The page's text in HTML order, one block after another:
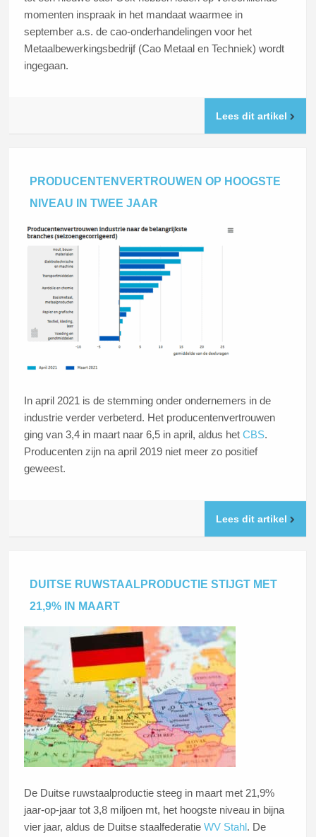
momenten inspraak in het mandaat waarmee in
september a.s. de cao-onderhandelingen voor het
Metaalbewerkingsbedrijf (Cao Metaal en Techniek) wordt
ingegaan.
Lees dit artikel
PRODUCENTENVERTROUWEN OP HOOGSTE
NIVEAU IN TWEE JAAR
In april 2021 is de stemming onder ondernemers in de
industrie verder verbeterd. Het producentenvertrouwen
ging van 3,4 in maart naar 6,5 in april, aldus hetCBS.
Producenten zijn na april 2019 niet meer zo positief
geweest.
Lees dit artikel
DUITSE RUWSTAALPRODUCTIE STIJGT MET
21,9% IN MAART
De Duitse ruwstaalproductie steeg in maart met 21,9%
jaar-op-jaar tot 3,8 miljoen mt, het hoogste niveau in bijna
vier jaar, aldus de Duitse staalfederatieWV Stahl . De